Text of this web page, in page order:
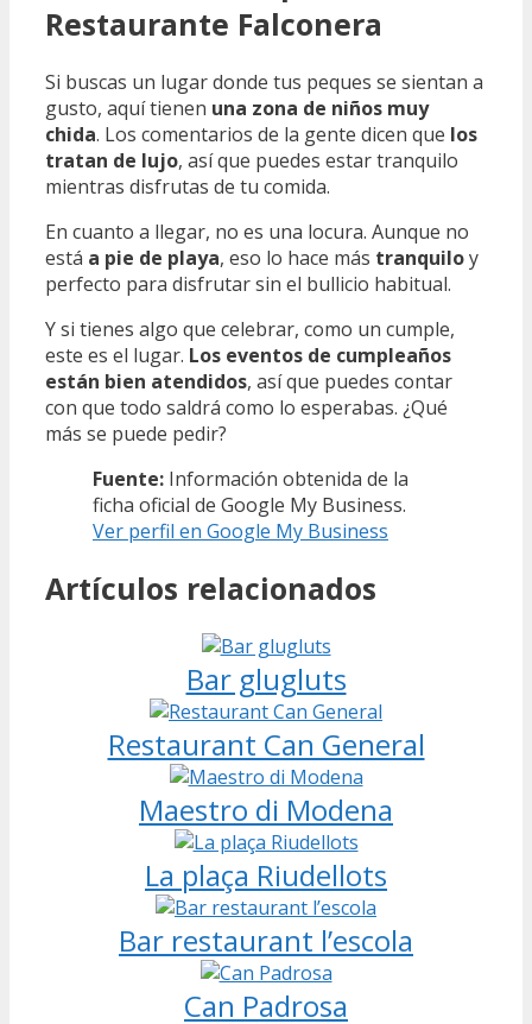
Restaurante Falconera
Si buscas un lugar donde tus peques se sientan a
gusto, aquí tienen una zona de niños muy
chida. Los comentarios de la gente dicen que los
tratan de lujo, así que puedes estar tranquilo
mientras disfrutas de tu comida.
En cuanto a llegar, no es una locura. Aunque no
está a pie de playa, eso lo hace más tranquiloy
perfecto para disfrutar sin el bullicio habitual.
Y si tienes algo que celebrar, como un cumple,
este es el lugar. Los eventos de cumpleaños
están bien atendidos, así que puedes contar
con que todo saldrá como lo esperabas. ¿Qué
más se puede pedir?
Fuente: Información obtenida de la
ficha oficial de Google My Business.
Ver perfil en Google My Business
Artículos relacionados
Bar glugluts
Restaurant Can General
Maestro di Modena
La plaça Riudellots
Bar restaurant l’escola
Can Padrosa